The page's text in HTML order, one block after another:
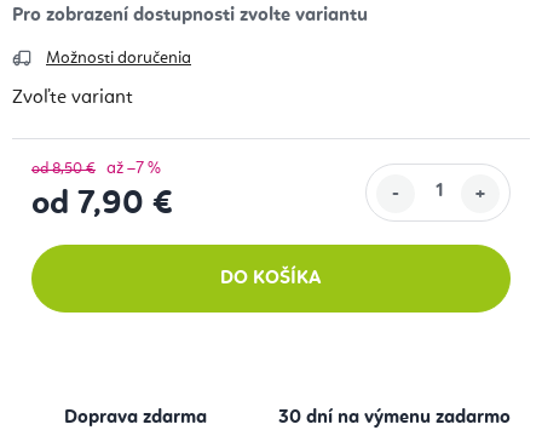
Možnosti doručenia
Zvoľte variant
od 8,50 € až –7 %
od 7,90 €
DO KOŠÍKA
Doprava zdarma 30 dní na výmenu zadarmo